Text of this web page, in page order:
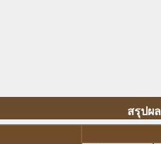
สรุปผ